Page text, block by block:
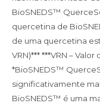
BioSNEDS™
quercetina de
de uma quercetina
VRN)******VRN –
*BioSNEDS™
significativamente
BioSNEDS™ é uma